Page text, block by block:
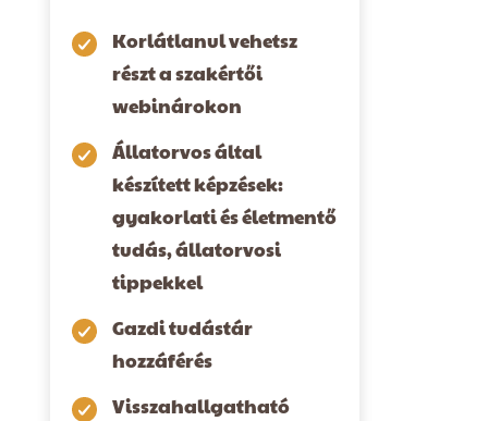
Korlátlanul vehetsz
részt a szakértői
webinárokon
Állatorvos által
készített képzések:
gyakorlati és életmentő
tudás, állatorvosi
tippekkel
Gazdi tudástár
hozzáférés
Visszahallgatható